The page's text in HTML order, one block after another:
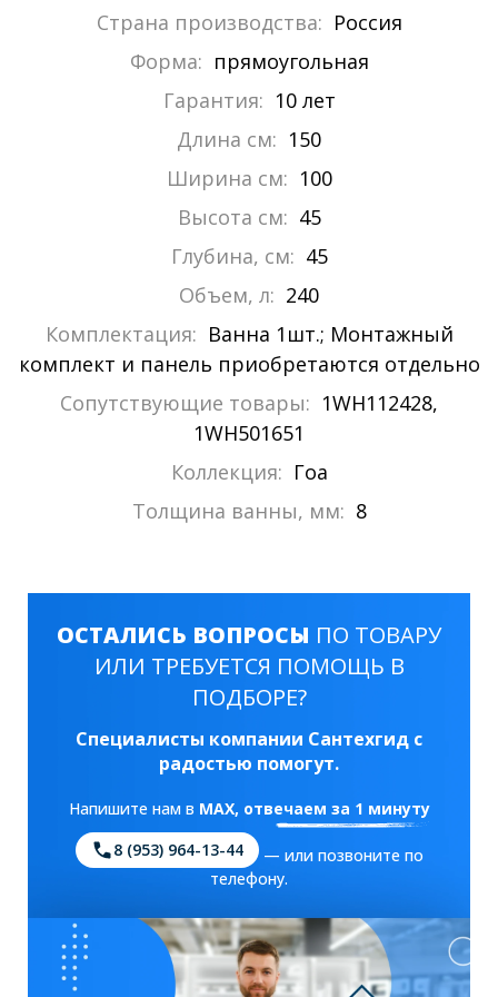
Страна производства: Россия
Форма: прямоугольная
Гарантия: 10 лет
Длина см: 150
Ширина см: 100
Высота см: 45
Глубина, см: 45
Объем, л: 240
Комплектация: Ванна 1шт.; Монтажный
комплект и панель приобретаются отдельно
Сопутствующие товары: 1WH112428,
1WH501651
Коллекция: Гоа
Толщина ванны, мм: 8
ОСТАЛИСЬ ВОПРОСЫ ПО ТОВАРУ
ИЛИ ТРЕБУЕТСЯ ПОМОЩЬ В
ПОДБОРЕ?
Специалисты компании Сантехгид с
радостью помогут.
Напишите нам в MAX, отвечаем за 1 минуту
8 (953) 964-13-44
— или позвоните по
телефону.